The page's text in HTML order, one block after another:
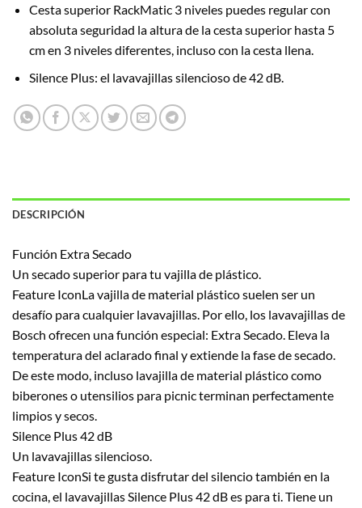
Cesta superior RackMatic 3 niveles puedes regular con
absoluta seguridad la altura de la cesta superior hasta 5
cm en 3 niveles diferentes, incluso con la cesta llena.
Silence Plus: el lavavajillas silencioso de 42 dB.
DESCRIPCIÓN
Función Extra Secado
Un secado superior para tu vajilla de plástico.
Feature IconLa vajilla de material plástico suelen ser un
desafío para cualquier lavavajillas. Por ello, los lavavajillas de
Bosch ofrecen una función especial: Extra Secado. Eleva la
temperatura del aclarado final y extiende la fase de secado.
De este modo, incluso lavajilla de material plástico como
biberones o utensilios para picnic terminan perfectamente
limpios y secos.
Silence Plus 42 dB
Un lavavajillas silencioso.
Feature IconSi te gusta disfrutar del silencio también en la
cocina, el lavavajillas Silence Plus 42 dB es para ti. Tiene un